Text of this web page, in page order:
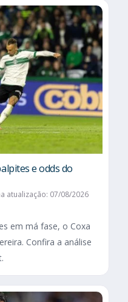
e odds do
atualização: 07/08/2026
em má fase, o Coxa
Confira a análise